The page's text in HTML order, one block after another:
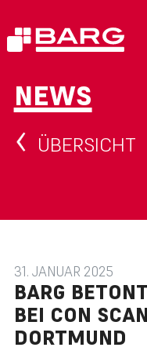
NEWS
ÜBERSICHT
31. JANUAR 2025
BARG
BEI CON
DORTMUND